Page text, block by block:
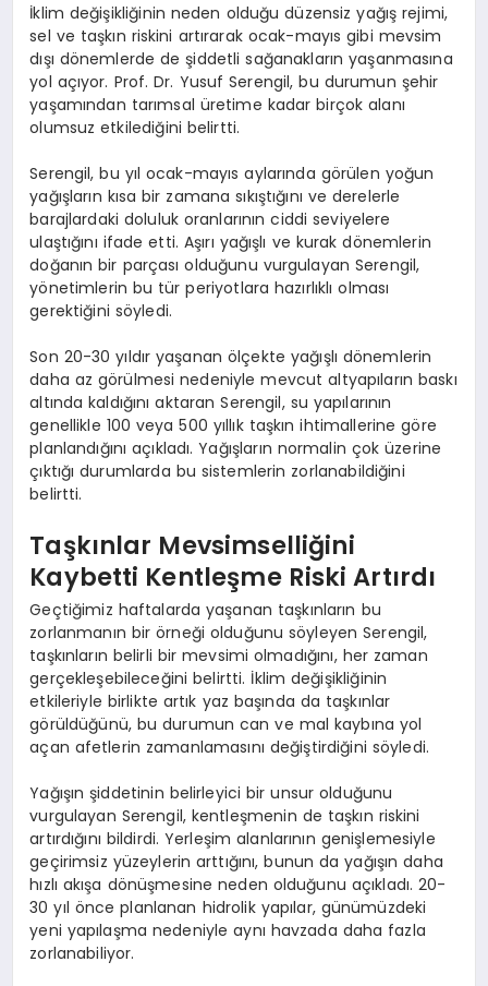
İklim değişikliğinin neden olduğu düzensiz yağış rejimi,
sel ve taşkın riskini artırarak ocak-mayıs gibi mevsim
dışı dönemlerde de şiddetli sağanakların yaşanmasına
yol açıyor. Prof. Dr. Yusuf Serengil, bu durumun şehir
yaşamından tarımsal üretime kadar birçok alanı
olumsuz etkilediğini belirtti.
Serengil, bu yıl ocak-mayıs aylarında görülen yoğun
yağışların kısa bir zamana sıkıştığını ve derelerle
barajlardaki doluluk oranlarının ciddi seviyelere
ulaştığını ifade etti. Aşırı yağışlı ve kurak dönemlerin
doğanın bir parçası olduğunu vurgulayan Serengil,
yönetimlerin bu tür periyotlara hazırlıklı olması
gerektiğini söyledi.
Son 20-30 yıldır yaşanan ölçekte yağışlı dönemlerin
daha az görülmesi nedeniyle mevcut altyapıların baskı
altında kaldığını aktaran Serengil, su yapılarının
genellikle 100 veya 500 yıllık taşkın ihtimallerine göre
planlandığını açıkladı. Yağışların normalin çok üzerine
çıktığı durumlarda bu sistemlerin zorlanabildiğini
belirtti.
Taşkınlar Mevsimselliğini
Kaybetti Kentleşme Riski Artırdı
Geçtiğimiz haftalarda yaşanan taşkınların bu
zorlanmanın bir örneği olduğunu söyleyen Serengil,
taşkınların belirli bir mevsimi olmadığını, her zaman
gerçekleşebileceğini belirtti. İklim değişikliğinin
etkileriyle birlikte artık yaz başında da taşkınlar
görüldüğünü, bu durumun can ve mal kaybına yol
açan afetlerin zamanlamasını değiştirdiğini söyledi.
Yağışın şiddetinin belirleyici bir unsur olduğunu
vurgulayan Serengil, kentleşmenin de taşkın riskini
artırdığını bildirdi. Yerleşim alanlarının genişlemesiyle
geçirimsiz yüzeylerin arttığını, bunun da yağışın daha
hızlı akışa dönüşmesine neden olduğunu açıkladı. 20-
30 yıl önce planlanan hidrolik yapılar, günümüzdeki
yeni yapılaşma nedeniyle aynı havzada daha fazla
zorlanabiliyor.